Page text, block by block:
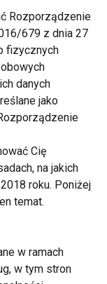
cardio
w
a
w planie
ich do
Rozporządzenie
679 z dnia 27
fizycznych
danych
jako
Rozporządzenie
Cię
na jakich
roku. Poniżej
temat.
w ramach
w tym stron